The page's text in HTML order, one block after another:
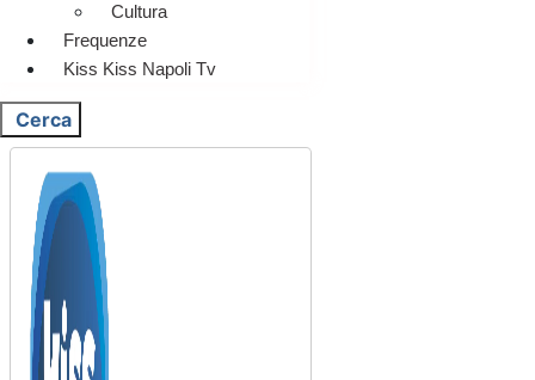
Cultura
Frequenze
Kiss Kiss Napoli Tv
Cerca